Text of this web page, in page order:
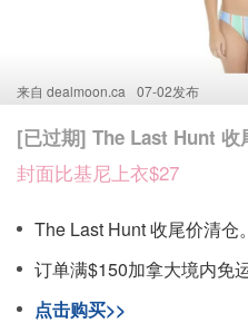
来自 dealmoon.ca 07-02发布
[已过期] The Last Hunt 收
封面比基尼上衣$27
The Last Hunt 收尾价清仓。
订单满$150加拿大境内免
点击购买>>